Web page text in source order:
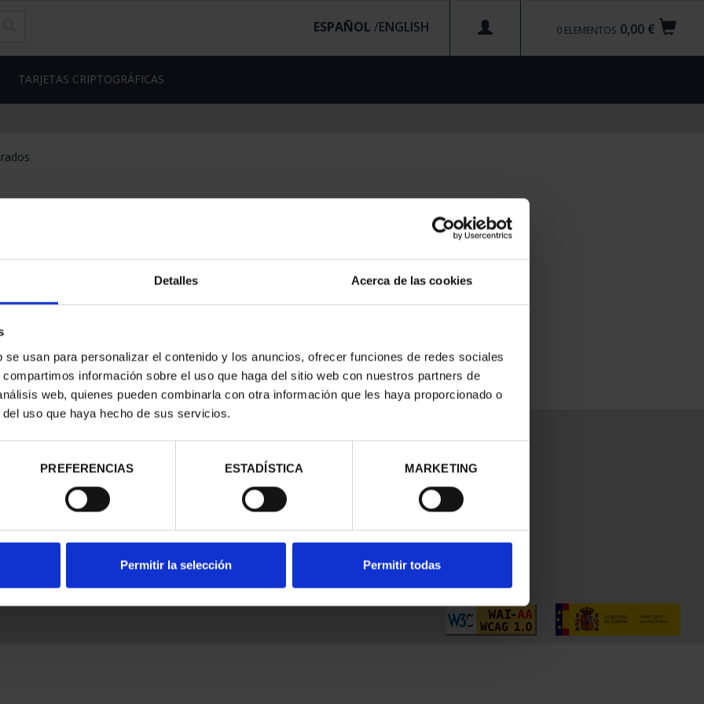
Detalles Acerca de las cookies
usan para personalizar el contenido y los anuncios, ofrecer funciones de redes sociales
información sobre el uso que haga del sitio web con nuestros partners de
web, quienes pueden combinarla con otra información que les haya proporcionado o
uso que haya hecho de sus servicios.
PREFERENCIAS ESTADÍSTICA MARKETING
Permitir la selección Permitir todas
0,00 €
0 ELEMENTOS
ESPAÑOL /
TARJETAS CRIPTOGRÁFICAS